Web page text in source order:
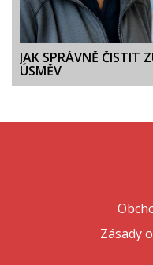
JAK SPRÁVNĚ ČISTIT
ÚSMĚV
Zásady